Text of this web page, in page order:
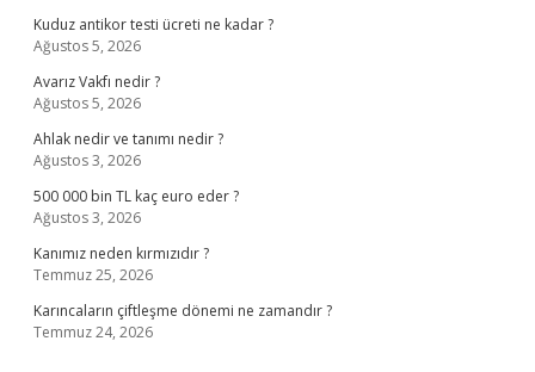
Kuduz antikor testi ücreti ne kadar ?
Ağustos 5, 2026
Avarız Vakfı nedir ?
Ağustos 5, 2026
Ahlak nedir ve tanımı nedir ?
Ağustos 3, 2026
500 000 bin TL kaç euro eder ?
Ağustos 3, 2026
Kanımız neden kırmızıdır ?
Temmuz 25, 2026
Karıncaların çiftleşme dönemi ne zamandır ?
Temmuz 24, 2026